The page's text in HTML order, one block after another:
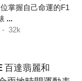
掌握自己命運的F1
...
- 32k
百達翡麗和